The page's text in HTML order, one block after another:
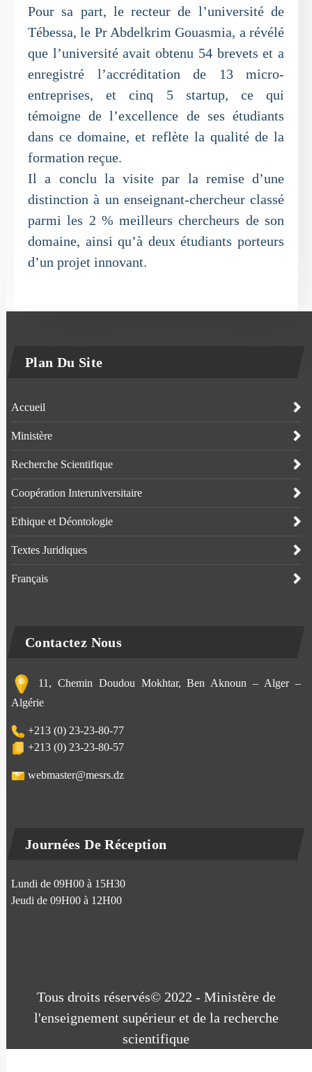
Pour sa part, le recteur de l’université de
Tébessa, le Pr Abdelkrim Gouasmia, a révélé
que l’université avait obtenu 54 brevets et a
enregistré l’accréditation de 13 micro-
entreprises, et cinq 5 startup, ce qui
témoigne de l’excellence de ses étudiants
dans ce domaine, et reflète la qualité de la
formation reçue.
Il a conclu la visite par la remise d’une
distinction à un enseignant-chercheur classé
parmi les 2 % meilleurs chercheurs de son
domaine, ainsi qu’à deux étudiants porteurs
d’un projet innovant.
Plan Du Site
Accueil
Ministère
Recherche Scientifique
Coopération Interuniversitaire
Ethique et Déontologie
Textes Juridiques
Français
Contactez Nous
11, Chemin Doudou Mokhtar, Ben Aknoun – Alger –
Algérie
+213 (0) 23-23-80-77
+213 (0) 23-23-80-57
webmaster@mesrs.dz
Journées De Réception
Lundi de 09H00 à 15H30
Jeudi de 09H00 à 12H00
Tous droits réservés© 2022 - Ministère de
l'enseignement supérieur et de la recherche
scientifique